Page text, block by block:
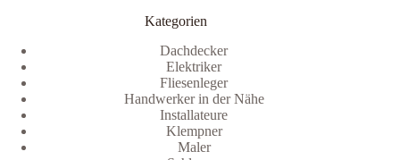
Kategorien
Dachdecker
Elektriker
Fliesenleger
Handwerker in der Nähe
Installateure
Klempner
Maler